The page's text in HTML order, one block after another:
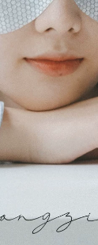
684,000
Fi shi ni mới
hyaluronic axit mặc
quần áo chữa lành
hai loại nhạc cụ sau
phẫu thuật y tế
không đeo mặt nạ
mặt nạ ngủ collagen
764,000
Facelive / Fethi Ni
Ice Film Cold
Comprested Sửa
290,000